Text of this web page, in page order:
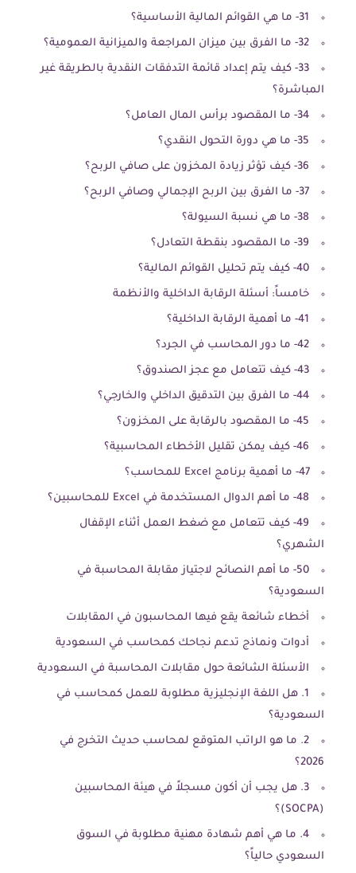
31- ما هي القوائم المالية الأساسية؟
32- ما الفرق بين ميزان المراجعة والميزانية العمومية؟
33- كيف يتم إعداد قائمة التدفقات النقدية بالطريقة غير
المباشرة؟
34- ما المقصود برأس المال العامل؟
35- ما هي دورة التحول النقدي؟
36- كيف تؤثر زيادة المخزون على صافي الربح؟
37- ما الفرق بين الربح الإجمالي وصافي الربح؟
38- ما هي نسبة السيولة؟
39- ما المقصود بنقطة التعادل؟
40- كيف يتم تحليل القوائم المالية؟
خامساً: أسئلة الرقابة الداخلية والأنظمة
41- ما أهمية الرقابة الداخلية؟
42- ما دور المحاسب في الجرد؟
43- كيف تتعامل مع عجز الصندوق؟
44- ما الفرق بين التدقيق الداخلي والخارجي؟
45- ما المقصود بالرقابة على المخزون؟
46- كيف يمكن تقليل الأخطاء المحاسبية؟
47- ما أهمية برنامج Excel للمحاسب؟
48- ما أهم الدوال المستخدمة في Excel للمحاسبين؟
49- كيف تتعامل مع ضغط العمل أثناء الإقفال
الشهري؟
50- ما أهم النصائح لاجتياز مقابلة المحاسبة في
السعودية؟
أخطاء شائعة يقع فيها المحاسبون في المقابلات
أدوات ونماذج تدعم نجاحك كمحاسب في السعودية
الأسئلة الشائعة حول مقابلات المحاسبة في السعودية
1. هل اللغة الإنجليزية مطلوبة للعمل كمحاسب في
السعودية؟
2. ما هو الراتب المتوقع لمحاسب حديث التخرج في
2026؟
3. هل يجب أن أكون مسجلاً في هيئة المحاسبين
(SOCPA)؟
4. ما هي أهم شهادة مهنية مطلوبة في السوق
السعودي حالياً؟